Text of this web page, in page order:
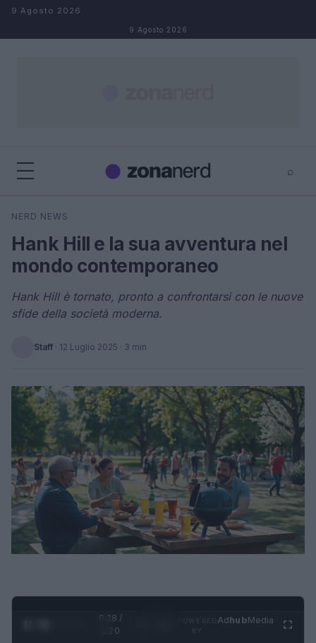
Salta al contenuto
9 Agosto 2026
9 Agosto 2026
⌕
Cerca
NERD NEWS
Hank Hill e la sua avventura nel
mondo contemporaneo
Hank Hill è tornato, pronto a confrontarsi con le nuove
sfide della società moderna.
Staff · 12 Luglio 2025 · 3 min
0:29 /
1:20
AdhubMedia